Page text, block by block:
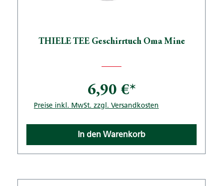
THIELE TEE Geschirrtuch Oma Mine
6,90 €*
Preise inkl. MwSt. zzgl. Versandkosten
In den Warenkorb